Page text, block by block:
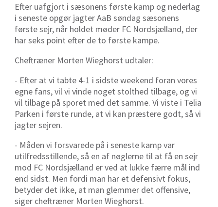
Efter uafgjort i sæsonens første kamp og nederlag
i seneste opgør jagter AaB søndag sæsonens
første sejr, når holdet møder FC Nordsjælland, der
har seks point efter de to første kampe.
Cheftræner Morten Wieghorst udtaler:
- Efter at vi tabte 4-1 i sidste weekend foran vores
egne fans, vil vi vinde noget stolthed tilbage, og vi
vil tilbage på sporet med det samme. Vi viste i Telia
Parken i første runde, at vi kan præstere godt, så vi
jagter sejren.
- Måden vi forsvarede på i seneste kamp var
utilfredsstillende, så en af nøglerne til at få en sejr
mod FC Nordsjælland er ved at lukke færre mål ind
end sidst. Men fordi man har et defensivt fokus,
betyder det ikke, at man glemmer det offensive,
siger cheftræner Morten Wieghorst.